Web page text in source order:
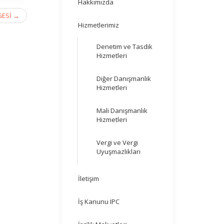
→
Hakkımızda
Hizmetlerimiz
Denetim ve Tasdik
Hizmetleri
Diğer Danışmanlık
Hizmetleri
Mali Danışmanlık
Hizmetleri
Vergi ve Vergi
Uyuşmazlıkları
İletişim
İş Kanunu IPC